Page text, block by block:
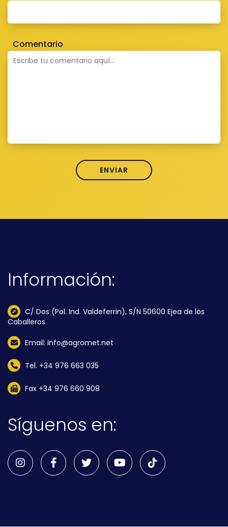
Comentario
Información:
C/ Dos (Pol. Ind. Valdeferrin), S/N 50600 Ejea de los
Caballeros
Email: info@agromet.net
Tel. +34 976 663 035
Fax +34 976 660 908
Síguenos en: